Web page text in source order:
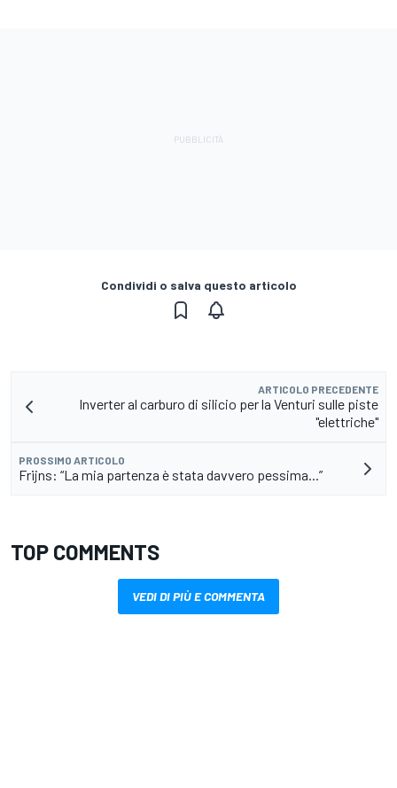
Condividi o salva questo articolo
ARTICOLO PRECEDENTE
Inverter al carburo di silicio per la Venturi sulle piste
"elettriche"
PROSSIMO ARTICOLO
Frijns: “La mia partenza è stata davvero pessima...”
TOP COMMENTS
VEDI DI PIÙ E COMMENTA